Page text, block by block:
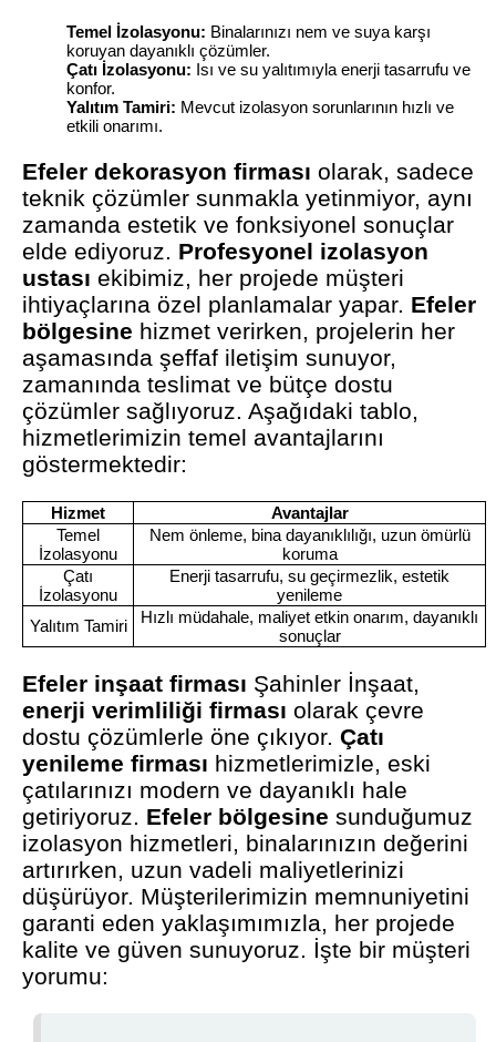
Temel İzolasyonu: Binalarınızı nem ve suya karşı
koruyan dayanıklı çözümler.
Çatı İzolasyonu: Isı ve su yalıtımıyla enerji tasarrufu ve
konfor.
Yalıtım Tamiri: Mevcut izolasyon sorunlarının hızlı ve
etkili onarımı.
Efeler dekorasyon firması olarak, sadece
teknik çözümler sunmakla yetinmiyor, aynı
zamanda estetik ve fonksiyonel sonuçlar
elde ediyoruz. Profesyonel izolasyon
ustası ekibimiz, her projede müşteri
ihtiyaçlarına özel planlamalar yapar. Efeler
bölgesine hizmet verirken, projelerin her
aşamasında şeffaf iletişim sunuyor,
zamanında teslimat ve bütçe dostu
çözümler sağlıyoruz. Aşağıdaki tablo,
hizmetlerimizin temel avantajlarını
göstermektedir:
Hizmet
Avantajlar
Temel
İzolasyonu
Nem önleme, bina dayanıklılığı, uzun ömürlü
koruma
Çatı
İzolasyonu
Enerji tasarrufu, su geçirmezlik, estetik
yenileme
Yalıtım Tamiri
Hızlı müdahale, maliyet etkin onarım, dayanıklı
sonuçlar
Efeler inşaat firması Şahinler İnşaat,
enerji verimliliği firması olarak çevre
dostu çözümlerle öne çıkıyor.Çatı
yenileme firması hizmetlerimizle, eski
çatılarınızı modern ve dayanıklı hale
getiriyoruz. Efeler bölgesine sunduğumuz
izolasyon hizmetleri, binalarınızın değerini
artırırken, uzun vadeli maliyetlerinizi
düşürüyor. Müşterilerimizin memnuniyetini
garanti eden yaklaşımımızla, her projede
kalite ve güven sunuyoruz. İşte bir müşteri
yorumu: